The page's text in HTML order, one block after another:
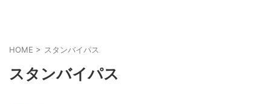
HOME > スタンバイパス
スタンバイパス